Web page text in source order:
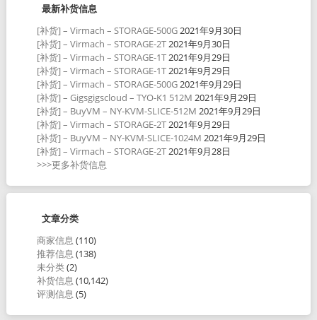
最新补货信息
[补货] – Virmach – STORAGE-500G2021年9月30日
[补货] – Virmach – STORAGE-2T2021年9月30日
[补货] – Virmach – STORAGE-1T2021年9月29日
[补货] – Virmach – STORAGE-1T2021年9月29日
[补货] – Virmach – STORAGE-500G2021年9月29日
[补货] – Gigsgigscloud – TYO-K1 512M 2021年9月29日
[补货] – BuyVM – NY-KVM-SLICE-512M 2021年9月29日
[补货] – Virmach – STORAGE-2T2021年9月29日
[补货] – BuyVM – NY-KVM-SLICE-1024M 2021年9月29日
[补货] – Virmach – STORAGE-2T2021年9月28日
>>>更多补货信息
文章分类
商家信息 (110)
推荐信息 (138)
未分类(2)
补货信息 (10,142)
评测信息 (5)